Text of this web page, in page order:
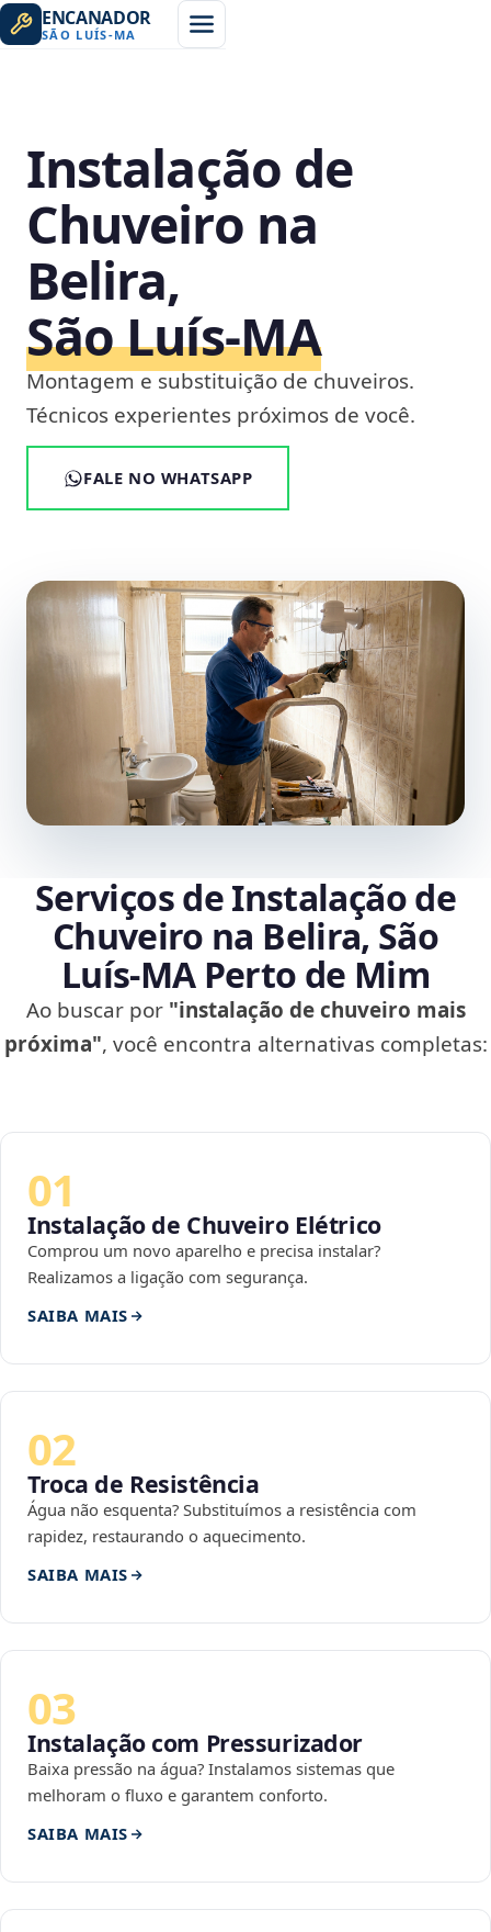
ENCANADOR
SÃO LUÍS-MA
Instalação de
Chuveiro na
Belira,
São Luís‑MA
Montagem e substituição de chuveiros.
Técnicos experientes próximos de você.
FALE NO WHATSAPP
Serviços de Instalação de
Chuveiro na Belira, São
Luís‑MA Perto de Mim
Ao buscar por "instalação de chuveiro mais
próxima", você encontra alternativas completas:
01
Instalação de Chuveiro Elétrico
Comprou um novo aparelho e precisa instalar?
Realizamos a ligação com segurança.
SAIBA MAIS
02
Troca de Resistência
Água não esquenta? Substituímos a resistência com
rapidez, restaurando o aquecimento.
SAIBA MAIS
03
Instalação com Pressurizador
Baixa pressão na água? Instalamos sistemas que
melhoram o fluxo e garantem conforto.
SAIBA MAIS